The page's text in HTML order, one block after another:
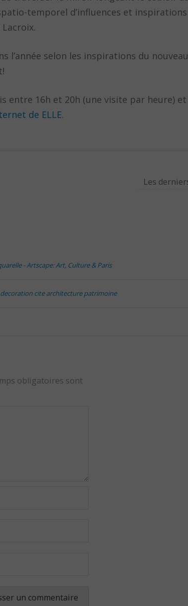
temporel d’influences et
l’année selon les inspirations du
entre 16h et 20h (une visite par heure)
de ELLE.
Les
- Artscape: Art, Culture & Paris
cite architecture patrimoine
obligatoires sont